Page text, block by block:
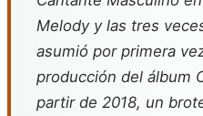
Melody y las tres
asumió por primera
producción del álbum
partir de 2018, un